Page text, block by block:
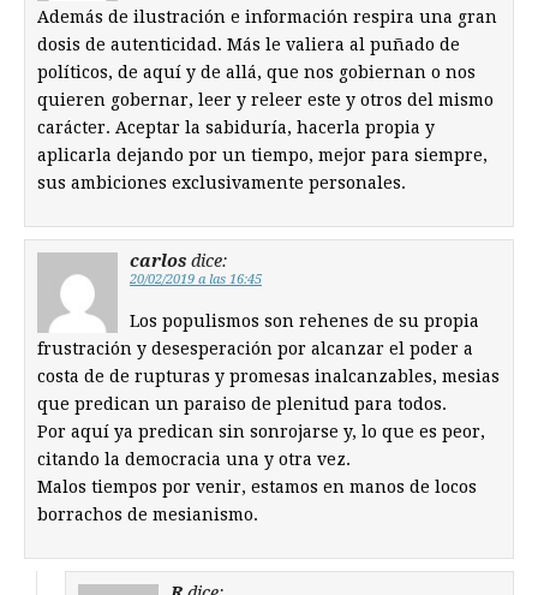
Además de ilustración e información respira una gran
dosis de autenticidad. Más le valiera al puñado de
políticos, de aquí y de allá, que nos gobiernan o nos
quieren gobernar, leer y releer este y otros del mismo
carácter. Aceptar la sabiduría, hacerla propia y
aplicarla dejando por un tiempo, mejor para siempre,
sus ambiciones exclusivamente personales.
carlos dice:
20/02/2019 a las 16:45
Los populismos son rehenes de su propia
frustración y desesperación por alcanzar el poder a
costa de de rupturas y promesas inalcanzables, mesias
que predican un paraiso de plenitud para todos.
Por aquí ya predican sin sonrojarse y, lo que es peor,
citando la democracia una y otra vez.
Malos tiempos por venir, estamos en manos de locos
borrachos de mesianismo.